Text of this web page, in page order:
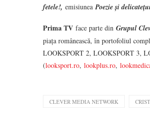
fetele!, emisiuneaPoezie și
Prima TV face parte din Grupul
piața românească, în portofoliul
LOOKSPORT 2, LOOKSPORT 3,
(looksport.ro, lookplus.ro,
CLEVER MEDIA NETWORK